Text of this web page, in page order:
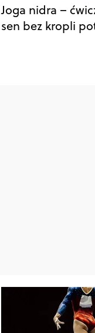
Joga nidra –
sen bez kropli